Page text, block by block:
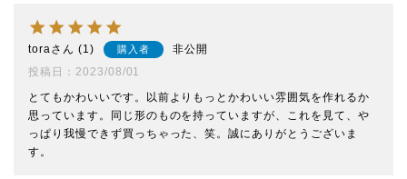
tora 1 購入者
非公開
投稿日
2023/08/01
とてもかわいいです。以前よりもっとかわいい雰囲気を作れるか
思っています。同じ形のものを持っていますが、これを見て、や
っぱり我慢できず買っちゃった、笑。誠にありがとうございま
す。